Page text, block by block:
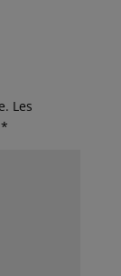
Les
*